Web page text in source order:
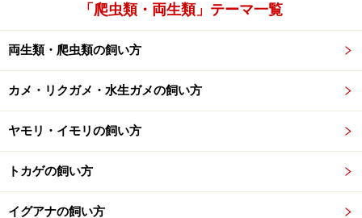
「爬虫類・両生類」テーマ一覧
両生類・爬虫類の飼い方
カメ・リクガメ・水生ガメの飼い方
ヤモリ・イモリの飼い方
トカゲの飼い方
イグアナの飼い方